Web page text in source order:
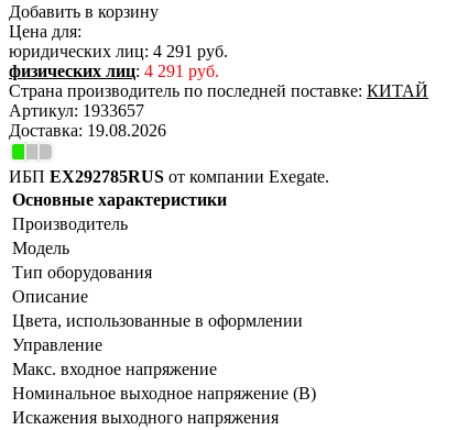
Добавить в корзину
Цена для:
юридических лиц: 4 291 руб.
физических лиц: 4 291 руб.
Страна производитель по последней поставке: КИТАЙ
Артикул: 1933657
Доставка: 19.08.2026
ИБП EX292785RUS от компании Exegate.
Основные характеристики
Производитель
Модель
Тип оборудования
Описание
Цвета, использованные в оформлении
Управление
Макс. входное напряжение
Номинальное выходное напряжение (В)
Искажения выходного напряжения